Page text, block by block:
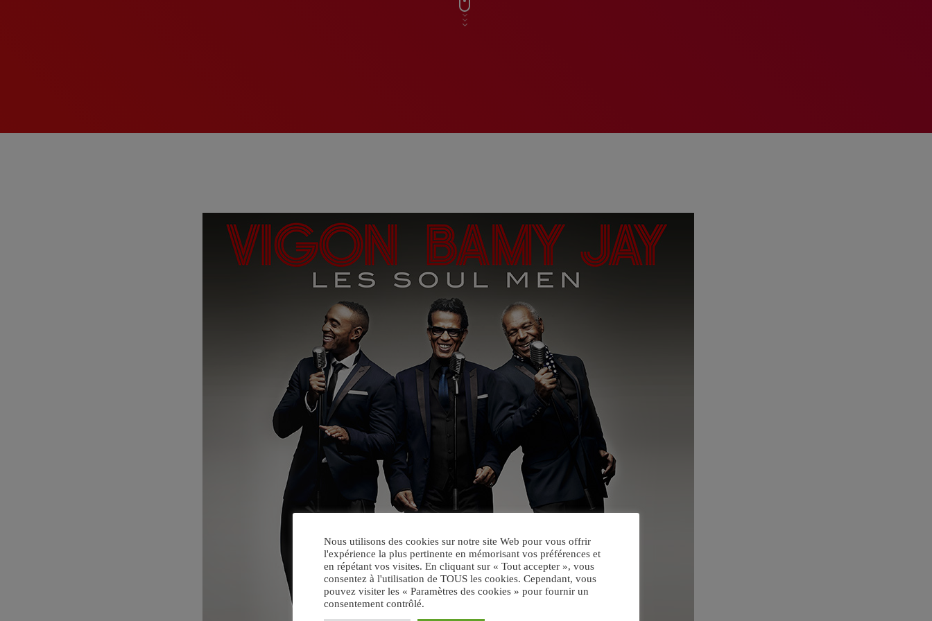
Nous utilisons des cookies sur notre site Web pour vous offrir
l'expérience la plus pertinente en mémorisant vos préférences et
en répétant vos visites. En cliquant sur « Tout accepter », vous
consentez à l'utilisation de TOUS les cookies. Cependant, vous
pouvez visiter les « Paramètres des cookies » pour fournir un
consentement contrôlé.